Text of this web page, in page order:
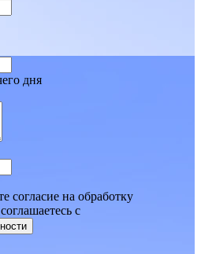
дня
согласие на обработку
c